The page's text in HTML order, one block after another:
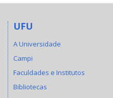
UFU
A Universidade
Campi
Faculdades e Institutos
Bibliotecas